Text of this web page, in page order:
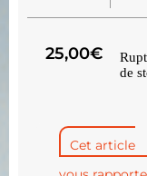
25,00€
de
Cet article